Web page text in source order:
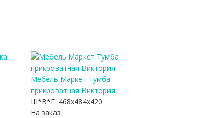
Мебель Маркет Тумба
прикроватная Виктория
Ш*В*Г: 468x484x420
На заказ